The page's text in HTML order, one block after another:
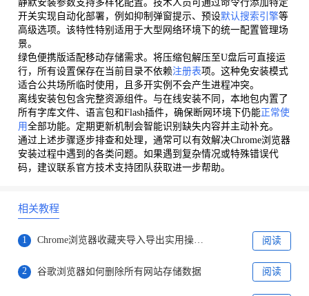
静默安装参数支持多样化配置。技术人员可通过命令行添加特定
开关实现自动化部署，例如抑制弹窗提示、预设默认搜索引擎等
高级选项。该特性特别适用于大型网络环境下的统一配置管理场
景。
绿色便携版适配移动存储需求。将压缩包解压至U盘后可直接运
行，所有设置保存在当前目录不依赖注册表项。这种免安装模式
适合公共场所临时使用，且多开实例不会产生进程冲突。
离线安装包包含完整资源组件。与在线安装不同，本地包内置了
所有字库文件、语言包和Flash插件，确保断网环境下仍能正常使
用全部功能。定期更新机制会智能识别缺失内容并主动补充。
通过上述步骤逐步排查和处理，通常可以有效解决Chrome浏览器
安装过程中遇到的各类问题。如果遇到复杂情况或特殊错误代
码，建议联系官方技术支持团队获取进一步帮助。
相关教程
1 Chrome浏览器收藏夹导入导出实用操作教程 阅读
2 谷歌浏览器如何删除所有网站存储数据 阅读